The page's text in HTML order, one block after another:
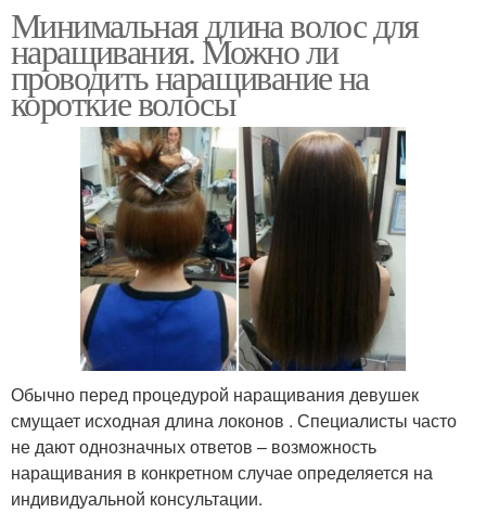
Минимальная длина волос для
наращивания. Можно ли
проводить наращивание на
короткие волосы
Обычно перед процедурой наращивания девушек
смущает исходная длина локонов . Специалисты часто
не дают однозначных ответов – возможность
наращивания в конкретном случае определяется на
индивидуальной консультации.